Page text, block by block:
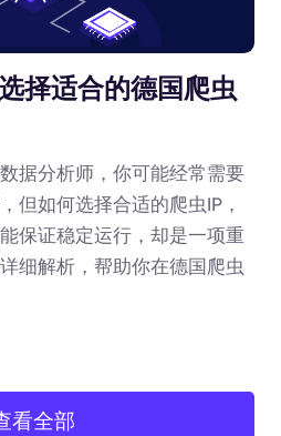
择适合的德国爬虫
据分析师，你可能经常需要
但如何选择合适的爬虫IP，
保证稳定运行，却是一项重
细解析，帮助你在德国爬虫
看全部